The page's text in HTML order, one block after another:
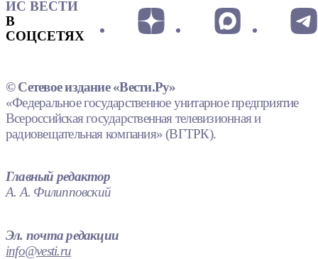
ИС ВЕСТИ
В
СОЦСЕТЯХ
© Сетевое издание «Вести.Ру»
«Федеральное государственное унитарное предприятие
Всероссийская государственная телевизионная и
радиовещательная компания» (ВГТРК).
Главный редактор
А. А. Филипповский
Эл. почта редакции
info@vesti.ru